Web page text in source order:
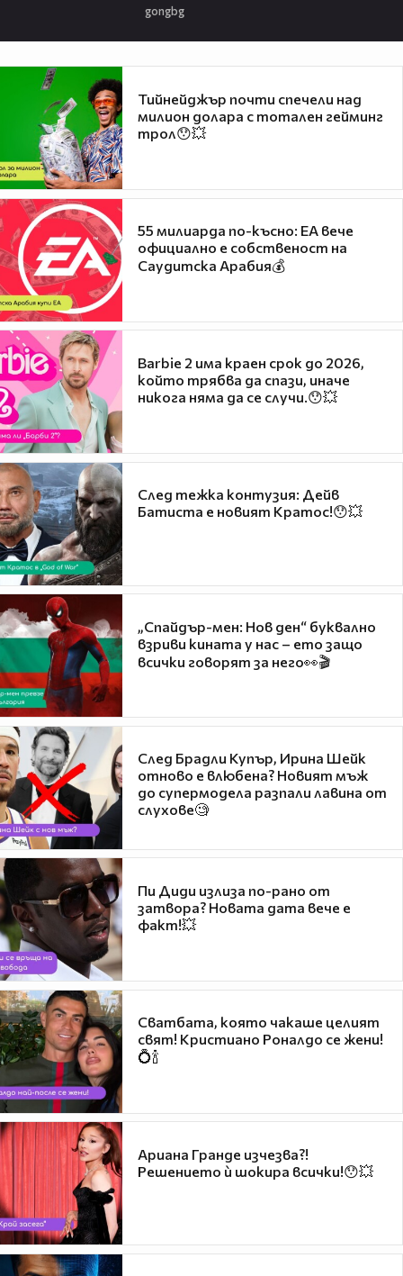
gongbg
Тийнейджър почти спечели над
милион долара с тотален гейминг
трол😯💥
55 милиарда по-късно: EA вече
официално е собственост на
Саудитска Арабия💰
Barbie 2 има краен срок до 2026,
който трябва да спази, иначе
никога няма да се случи.😯💥
След тежка контузия: Дейв
Батиста е новият Кратос!😯💥
„Спайдър-мен: Нов ден“ буквално
взриви кината у нас – ето защо
всички говорят за него👀🎬
След Брадли Купър, Ирина Шейк
отново е влюбена? Новият мъж
до супермодела разпали лавина от
слухове🧐
Пи Диди излиза по-рано от
затвора? Новата дата вече е
факт!💥
Сватбата, която чакаше целият
свят! Кристиано Роналдо се жени!
💍🍾
Ариана Гранде изчезва?!
Решението ѝ шокира всички!😯💥